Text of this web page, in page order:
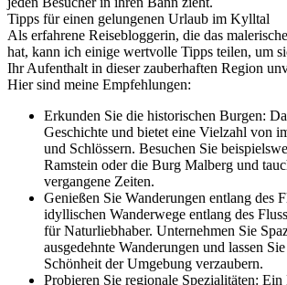
Tipps für einen gelungenen Urlaub im Kylltal
Als erfahrene Reisebloggerin, die das
hat, kann ich einige wertvolle Tipps teilen, um
Ihr Aufenthalt in dieser zauberhaften Region
Hier sind meine Empfehlungen:
Erkunden Sie die historischen Burgen:
Geschichte und bietet eine Vielzahl von
und Schlössern. Besuchen Sie
Ramstein oder die Burg Malberg und
vergangene Zeiten.
Genießen Sie Wanderungen entlang des
idyllischen Wanderwege entlang des
für Naturliebhaber. Unternehmen Sie
ausgedehnte Wanderungen und lassen
Schönheit der Umgebung verzaubern.
Probieren Sie regionale Spezialitäten: